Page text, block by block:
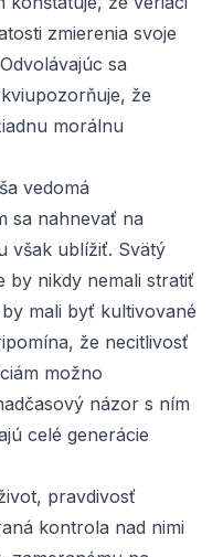
zmierenia svoje
sa
upozorňuje, že
morálnu
vedomá
sa nahnevať na
však ublížiť. Svätý
by nikdy nemali stratiť
mali byť kultivované
že necitlivosť
možno
názor s ním
celé generácie
pravdivosť
kontrola nad nimi